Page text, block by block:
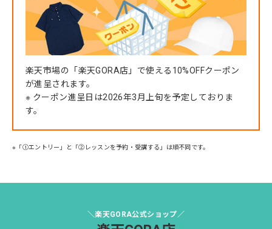
楽天市場の「楽天GORA店」で使える10%OFFクーポン
が進呈されます。
※ クーポン進呈日は2026年3月上旬を予定しておりま
す。
※「①エントリー」と「②レッスンを予約・受講する」は順不同です。
＼楽天GORA公式ショップ／